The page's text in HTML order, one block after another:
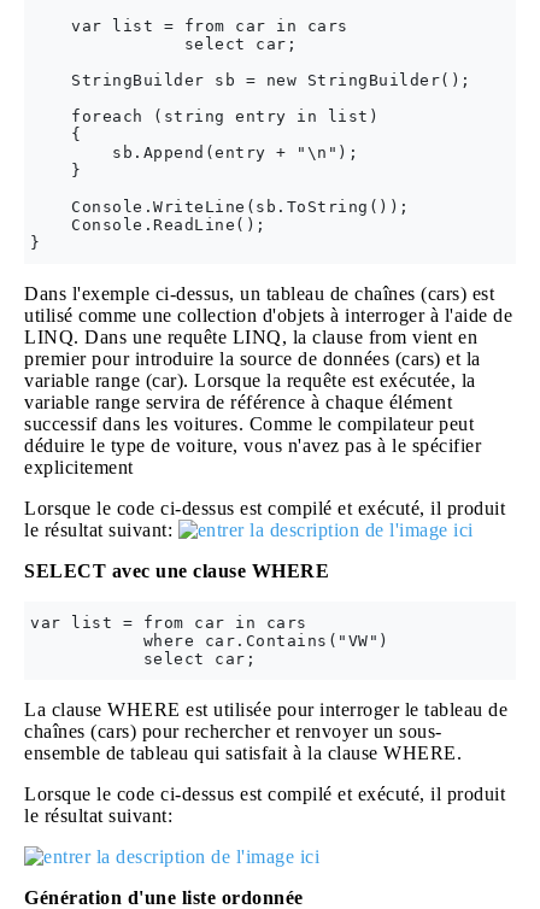
    var list = from car in cars
               select car;
    StringBuilder sb = new StringBuilder();
    foreach (string entry in list)
    {
        sb.Append(entry + "\n");
    }
    Console.WriteLine(sb.ToString());
    Console.ReadLine();
Dans l'exemple ci-dessus, un tableau de chaînes (cars) est
utilisé comme une collection d'objets à interroger à l'aide de
LINQ. Dans une requête LINQ, la clause from vient en
premier pour introduire la source de données (cars) et la
variable range (car). Lorsque la requête est exécutée, la
variable range servira de référence à chaque élément
successif dans les voitures. Comme le compilateur peut
déduire le type de voiture, vous n'avez pas à le spécifier
explicitement
Lorsque le code ci-dessus est compilé et exécuté, il produit
le résultat suivant:
SELECT avec une clause WHERE
var list = from car in cars
           where car.Contains("VW")
La clause WHERE est utilisée pour interroger le tableau de
chaînes (cars) pour rechercher et renvoyer un sous-
ensemble de tableau qui satisfait à la clause WHERE.
Lorsque le code ci-dessus est compilé et exécuté, il produit
le résultat suivant:
Génération d'une liste ordonnée